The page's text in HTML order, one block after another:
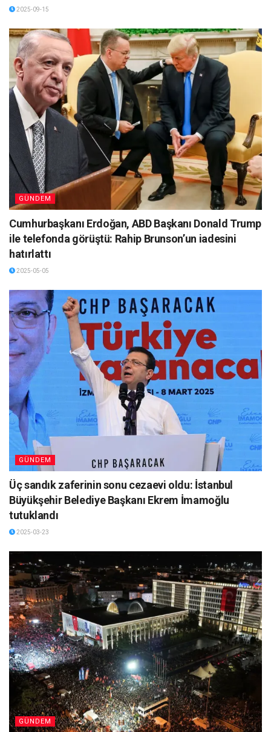
2025-09-15
GÜNDEM
Cumhurbaşkanı Erdoğan, ABD Başkanı Donald Trump
ile telefonda görüştü: Rahip Brunson’un iadesini
hatırlattı
2025-05-05
GÜNDEM
Üç sandık zaferinin sonu cezaevi oldu: İstanbul
Büyükşehir Belediye Başkanı Ekrem İmamoğlu
tutuklandı
2025-03-23
GÜNDEM